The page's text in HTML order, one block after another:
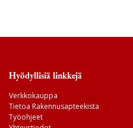
Hyödyllisiä linkkejä
Verkkokauppa
Tietoa Rakennusapteekista
Työohjeet